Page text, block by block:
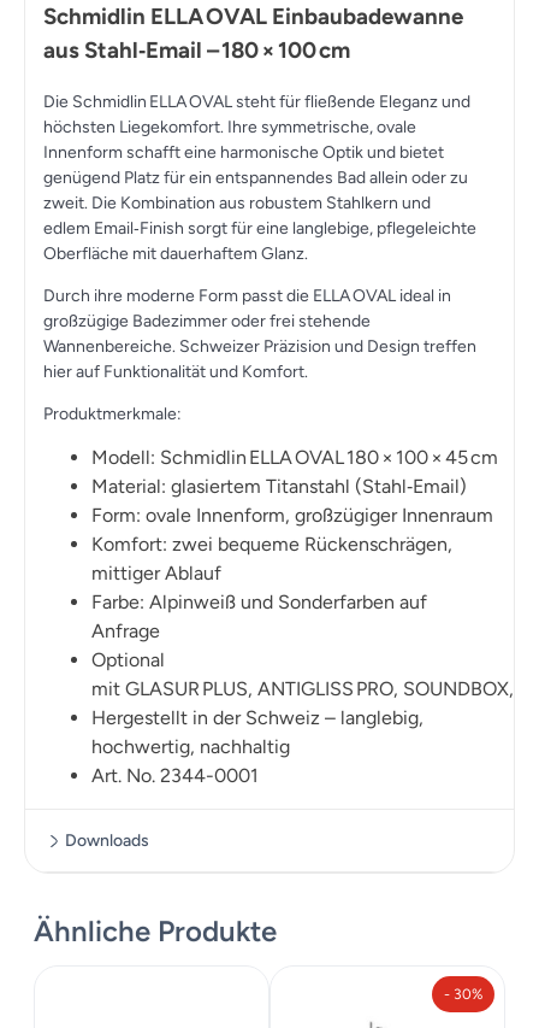
Schmidlin ELLA OVAL Einbaubadewanne
aus Stahl‑Email – 180 × 100 cm
Die Schmidlin ELLA OVALsteht für fließende Eleganz und
höchsten Liegekomfort. Ihre symmetrische, ovale
Innenform schafft eine harmonische Optik und bietet
genügend Platz für ein entspannendes Bad allein oder zu
zweit. Die Kombination aus robustem Stahlkern und
edlem Email‑Finish sorgt für eine langlebige, pflegeleichte
Oberfläche mit dauerhaftem Glanz.
Durch ihre moderne Form passt die ELLA OVAL ideal in
großzügige Badezimmer oder frei stehende
Wannenbereiche. Schweizer Präzision und Design treffen
hier auf Funktionalität und Komfort.
Produktmerkmale:
Modell: Schmidlin ELLA OVAL 180 × 100 × 45 cm
Material: glasiertem Titanstahl (Stahl‑Email)
Form: ovale Innenform, großzügiger Innenraum
Komfort: zwei bequeme Rückenschrägen,
mittiger Ablauf
Farbe: Alpinweiß und Sonderfarben auf
Anfrage
Optional
mit GLASUR PLUS, ANTIGLISS PRO, SOUNDBOX,
Hergestellt in der Schweiz – langlebig,
hochwertig, nachhaltig
Art. No. 2344-0001
Downloads
Ähnliche Produkte
- 30%